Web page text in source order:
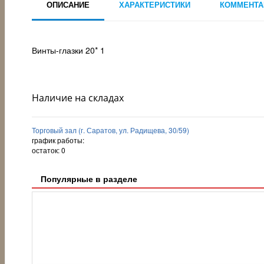
ОПИСАНИЕ ХАРАКТЕРИСТИКИ
Винты-глазки 20* 1
Наличие на складах
Торговый зал (г. Саратов, ул. Радищева, 30/59)
график работы:
остаток:0
Популярные в разделе